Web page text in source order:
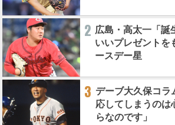
2 広島・高太一「誕
いいプレゼントを
ースデー星
3 デーブ大久保コラ
応してしまうのは
らなのです」